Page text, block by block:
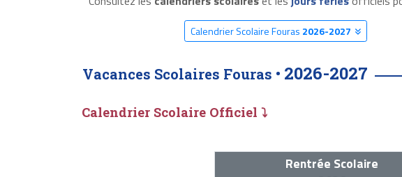
Calendrier Scolaire Fouras 2026-2027
Vacances Scolaires Fouras • 2026-2027
Calendrier Scolaire Officiel ⤵
Rentrée Scolaire